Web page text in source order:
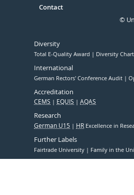
Contact
©
Diversity
Total E-Quality Award Diversity
International
German Rectors' Conference Audit
Accreditation
CEMS EQUIS AQAS
Research
German U15 HR Excellence in
Further Labels
Fairtrade University Family in the